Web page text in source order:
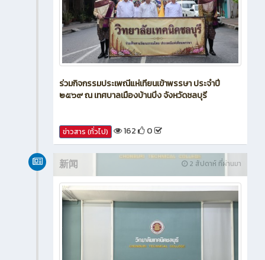
ร่วมกิจกรรมประเพณีแห่เทียนเข้าพรรษา ประจำปี
๒๕๖๙ ณ เทศบาลเมืองบ้านบึง จังหวัดชลบุรี
ข่าวสาร (ทั่วไป) 162 0
2 สัปดาห์ ที่ผ่านมา
新闻